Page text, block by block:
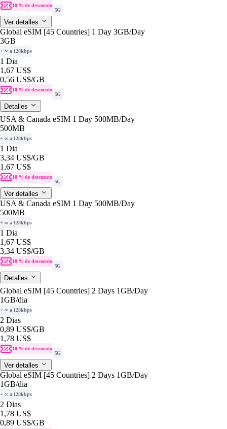
10 % de descuento
5G
Ver detalles
Global eSIM [45 Countries] 1 Day 3GB/Day
3GB
+ ∞ a 128kbps
1 Dia
1,67 US$
0,56 US$/GB
10 % de descuento
5G
Detalles
USA & Canada eSIM 1 Day 500MB/Day
500MB
+ ∞ a 128kbps
1 Dia
3,34 US$/GB
1,67 US$
10 % de descuento
5G
Ver detalles
USA & Canada eSIM 1 Day 500MB/Day
500MB
+ ∞ a 128kbps
1 Dia
1,67 US$
3,34 US$/GB
10 % de descuento
5G
Detalles
Global eSIM [45 Countries] 2 Days 1GB/Day
1GB/dia
+ ∞ a 128kbps
2 Dias
0,89 US$/GB
1,78 US$
10 % de descuento
5G
Ver detalles
Global eSIM [45 Countries] 2 Days 1GB/Day
1GB/dia
+ ∞ a 128kbps
2 Dias
1,78 US$
0,89 US$/GB